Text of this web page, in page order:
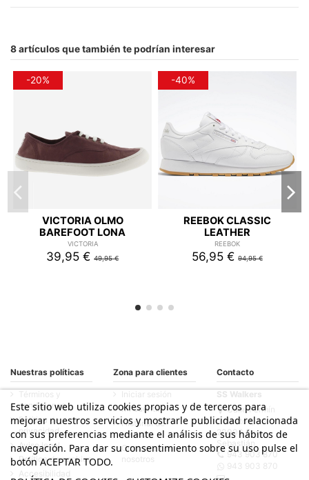
8 artículos que también te podrían interesar
-20%
VICTORIA OLMO
BAREFOOT LONA
VICTORIA
39,95 €49,95 €
-40%
REEBOK CLASSIC
LEATHER
REEBOK
56,95 € 94,95 €
Nuestras políticas
Términos y
condiciones
Política de
privacidad
Aviso legal
Política de cookies
Accesibilidad
Zona para clientes
Iniciar sesión
Mi cuenta
Historial de
pedidos
Contacte con
nosotros
Contacto
SS Walkers
Calle Fermín
Calbetón, 33
20003 San
Sebastián
943 903 870
943 903 870
Este sitio web utiliza cookies propias y de terceros para
mejorar nuestros servicios y mostrarle publicidad relacionada
con sus preferencias mediante el análisis de sus hábitos de
navegación. Para dar su consentimiento sobre su uso pulse el
botón ACEPTAR TODO.